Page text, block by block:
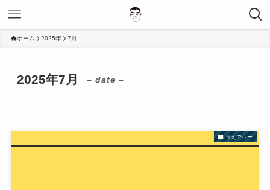
ホーム 2025年 7月
2025年7月 – date –
うえでぃー